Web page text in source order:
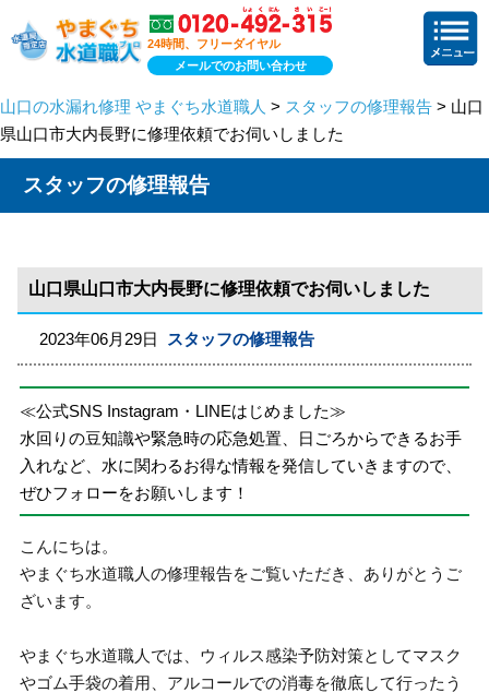
24時間、フリーダイヤル
メールでのお問い合わせ
山口の水漏れ修理 やまぐち水道職人 > スタッフの修理報告 > 山口
県山口市大内長野に修理依頼でお伺いしました
スタッフの修理報告
山口県山口市大内長野に修理依頼でお伺いしました
2023年06月29日 スタッフの修理報告
≪公式SNS Instagram・LINEはじめました≫
水回りの豆知識や緊急時の応急処置、日ごろからできるお手
入れなど、水に関わるお得な情報を発信していきますので、
ぜひフォローをお願いします！
こんにちは。
やまぐち水道職人の修理報告をご覧いただき、ありがとうご
ざいます。
やまぐち水道職人では、ウィルス感染予防対策としてマスク
やゴム手袋の着用、アルコールでの消毒を徹底して行ったう